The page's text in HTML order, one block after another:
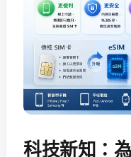
科技新知：